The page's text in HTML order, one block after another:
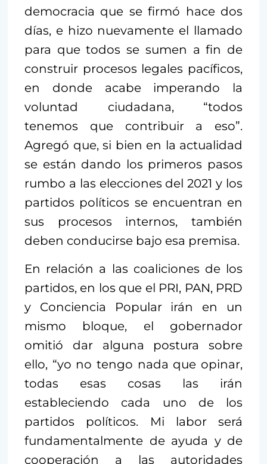
democracia que se firmó hace dos
días, e hizo nuevamente el llamado
para que todos se sumen a fin de
construir procesos legales pacíficos,
en donde acabe imperando la
voluntad ciudadana, “todos
tenemos que contribuir a eso”.
Agregó que, si bien en la actualidad
se están dando los primeros pasos
rumbo a las elecciones del 2021 y los
partidos políticos se encuentran en
sus procesos internos, también
deben conducirse bajo esa premisa.
En relación a las coaliciones de los
partidos, en los que el PRI, PAN, PRD
y Conciencia Popular irán en un
mismo bloque, el gobernador
omitió dar alguna postura sobre
ello, “yo no tengo nada que opinar,
todas esas cosas las irán
estableciendo cada uno de los
partidos políticos. Mi labor será
fundamentalmente de ayuda y de
cooperación a las autoridades